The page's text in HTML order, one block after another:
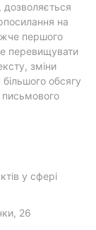
на
першого
перевищувати
зміни
обсягу
у сфері
26